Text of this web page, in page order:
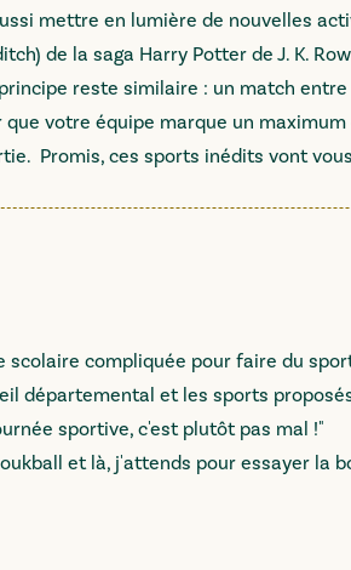
mettre en lumière de nouvelles
de la saga Harry Potter de J. K.
reste similaire : un match
votre équipe marque un
Promis, ces sports inédits vont
scolaire compliquée pour faire du
départemental et les sports
sportive, c'est plutôt pas mal !"
et là, j'attends pour essayer la